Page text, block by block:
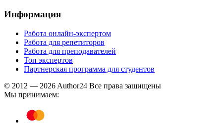
Информация
Работа онлайн-экспертом
Работа для репетиторов
Работа для преподавателей
Топ экспертов
Партнерская программа для студентов
© 2012 — 2026 Author24 Все права защищены
Мы принимаем: